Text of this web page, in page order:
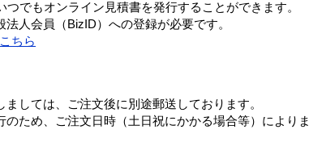
でもオンライン見積書を発行することができます。
人会員（BizID）への登録が必要です。
ちら
しては、ご注文後に別途郵送しております。
ため、ご注文日時（土日祝にかかる場合等）により